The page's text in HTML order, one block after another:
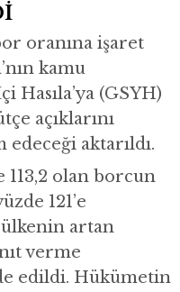
oranına işaret
kamu
(GSYH)
açıklarını
edeceği aktarıldı.
113,2 olan borcun
121’e
ülkenin artan
verme
edildi. Hükümetin